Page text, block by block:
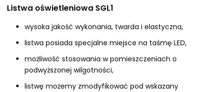
Listwa oświetleniowa SGL1
wysoka jakość wykonania, twarda i elastyczna,
listwa posiada specjalne miejsce na taśmę LED,
możliwość stosowania w pomieszczeniach o
podwyższonej wilgotności,
listwę możemy zmodyfikować pod wskazany